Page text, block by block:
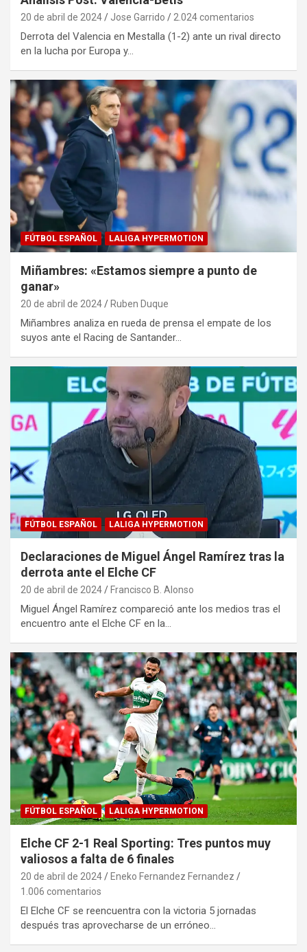
20 de abril de 2024 Jose Garrido 2.024 comentarios
Derrota del Valencia en Mestalla (1-2) ante un rival directo
en la lucha por Europa y…
FÚTBOL ESPAÑOL LALIGA HYPERMOTION
Miñambres: «Estamos siempre a punto de
ganar»
20 de abril de 2024 Ruben Duque
Miñambres analiza en rueda de prensa el empate de los
suyos ante el Racing de Santander…
FÚTBOL ESPAÑOL LALIGA HYPERMOTION
Declaraciones de Miguel Ángel Ramírez tras la
derrota ante el Elche CF
20 de abril de 2024 Francisco B. Alonso
Miguel Ángel Ramírez compareció ante los medios tras el
encuentro ante el Elche CF en la…
FÚTBOL ESPAÑOL LALIGA HYPERMOTION
Elche CF 2-1 Real Sporting: Tres puntos muy
valiosos a falta de 6 finales
20 de abril de 2024
Eneko Fernandez Fernandez
1.006 comentarios
El Elche CF se reencuentra con la victoria 5 jornadas
después tras aprovecharse de un erróneo…